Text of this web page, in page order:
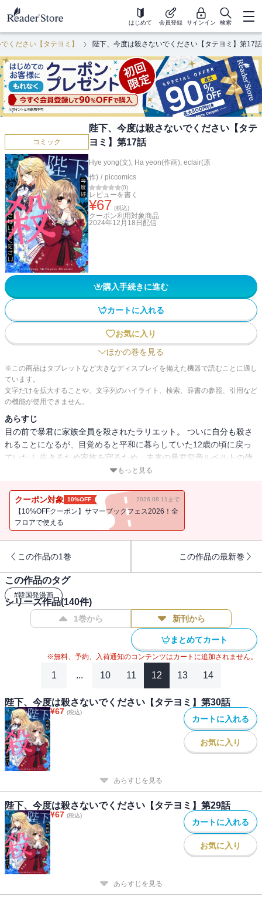
はじめて 会員登録 サインイン 検索
ください【タテヨミ】 陛下、今度は殺さないでください【タテヨミ】第17話
コミック
陛下、今度は殺さないでください【タテ
ヨミ】第17話
Hye yong(文), Ha yeon(作画), eclair(原
作) / piccomics
(0)
レビューを書く
¥67 (税込)
クーポン利用対象商品
2024年12月18日 配信
購入手続きに進む
カートに入れる
お気に入り
ほかの巻を見る
※この商品はタブレットなど大きなディスプレイを備えた機器で読むことに適し
ています。
文字だけを拡大することや、文字列のハイライト、検索、辞書の参照、引用など
の機能が使用できません。
あらすじ
目の前で暴君に家族全員を殺されたラリエット。 ついに自分も殺さ
れることになるが、目覚めると平和に暮らしていた12歳の頃に戻っ
ていた！ 生きるため家族を守るため、未来の暴君皇帝ルペルトの侍
女になることを決意し家を出る。 でもこの時のルペルトは女装をし
もっと見る
クーポン対象 10%OFF 2026.08.11まで
【10%OFFクーポン】サマーブックフェス2026！全
フロアで使える
この作品の1巻 この作品の最新巻
この作品のタグ
#韓国発漫画
シリーズ作品(140件)
1巻から 新刊から
まとめてカート
※無料、予約、入荷通知のコンテンツはカートに追加されません。
1 ... 10 11 12 13 14
陛下、今度は殺さないでください【タテヨミ】第30話
¥67 (税込)
カートに入れる
お気に入り
あらすじを見る
陛下、今度は殺さないでください【タテヨミ】第29話
¥67 (税込)
カートに入れる
お気に入り
あらすじを見る